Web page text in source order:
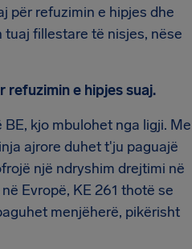
për refuzimin e hipjes dhe
fillestare të nisjes, nëse
refuzimin e hipjes suaj.
kjo mbulohet nga ligji. Me
ajrore duhet t'ju paguajë
një ndryshim drejtimi në
Evropë, KE 261 thotë se
menjëherë, pikërisht